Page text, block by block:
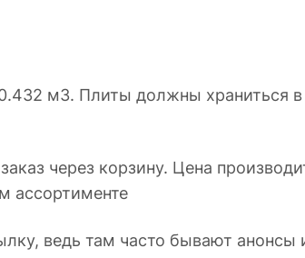
м3. Плиты должны храниться
через корзину. Цена
ассортименте
ведь там часто бывают